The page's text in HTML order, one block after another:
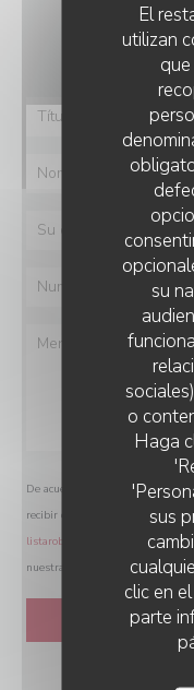
El
utilizan
su
o
Haga
sus
clic en
parte
¿Desea
Rellene
De acuerdo con la normativa de
recibir comunicaciones
listarobinson.es
. Para más
nuestra
política de privacidad.